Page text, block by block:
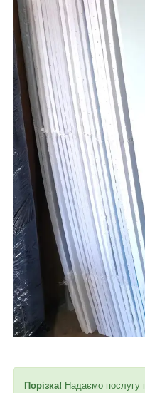
Порізка! Надаємо послугу